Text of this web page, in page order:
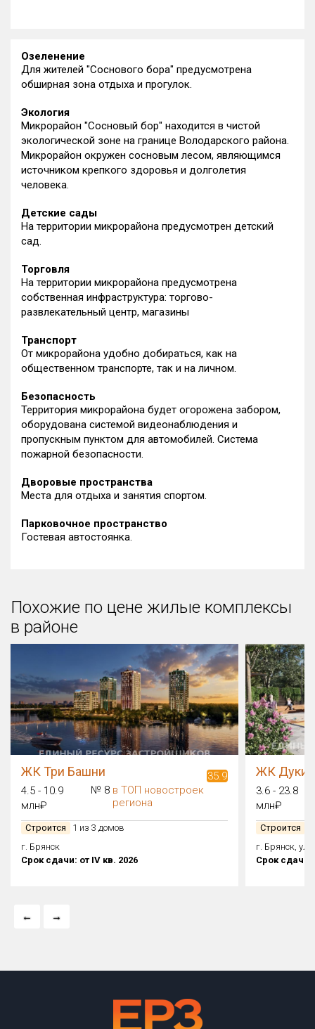
Озеленение
Для жителей "Соснового бора" предусмотрена
обширная зона отдыха и прогулок.
Экология
Микрорайон "Сосновый бор" находится в чистой
экологической зоне на границе Володарского района.
Микрорайон окружен сосновым лесом, являющимся
источником крепкого здоровья и долголетия
человека.
Детские сады
На территории микрорайона предусмотрен детский
сад.
Торговля
На территории микрорайона предусмотрена
собственная инфраструктура: торгово-
развлекательный центр, магазины
Транспорт
От микрорайона удобно добираться, как на
общественном транспорте, так и на личном.
Безопасность
Территория микрорайона будет огорожена забором,
оборудована системой видеонаблюдения и
пропускным пунктом для автомобилей. Система
пожарной безопасности.
Дворовые пространства
Места для отдыха и занятия спортом.
Парковочное пространство
Гостевая автостоянка.
Похожие по цене жилые комплексы
в районе
ЖК Три Башни
35.9
4.5 - 10.9
млн₽
№ 8 в ТОП новостроек
региона
Строится
1 из 3 домов
г. Брянск
Срок сдачи: от IV кв. 2026
ЖК Дуки
3.6 - 23.8
млн₽
Строится
г. Брянск, ул.
Срок сдачи: